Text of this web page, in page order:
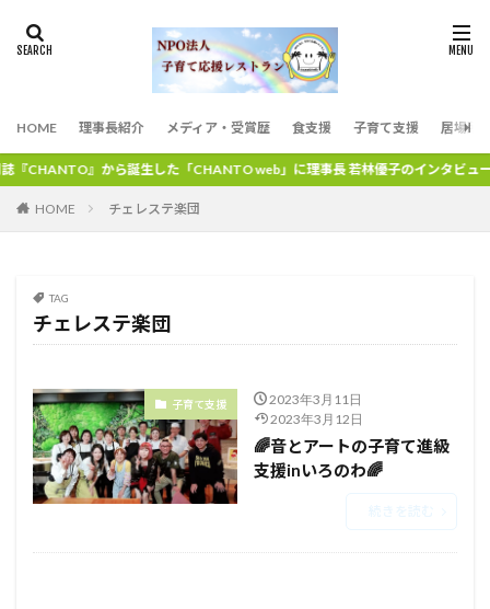
HOME 理事長紹介 メディア・受賞歴 食支援 子育て支援 居場所
CHANTO』から誕生した「CHANTO web」に理事長 若林優子のインタビュー
HOME チェレステ楽団
TAG
チェレステ楽団
子育て支援
2023年3月11日
2023年3月12日
🌈音とアートの子育て進級
支援inいろのわ🌈